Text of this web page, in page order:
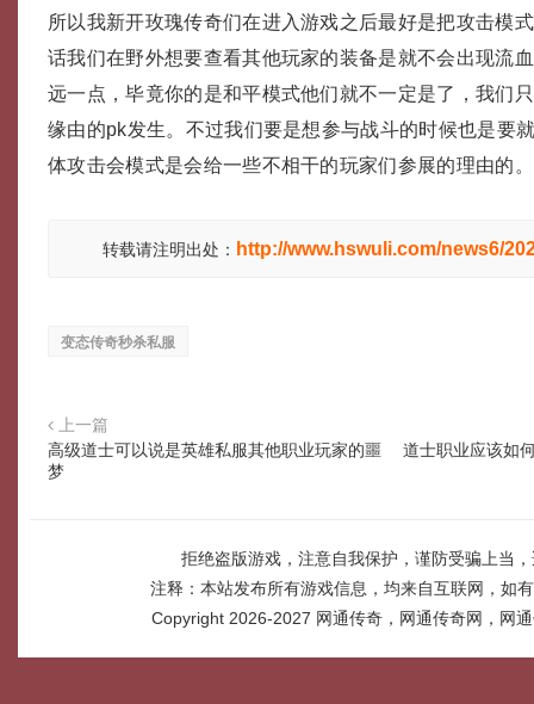
所以我新开玫瑰传奇们在进入游戏之后最好是把攻击模
话我们在野外想要查看其他玩家的装备是就不会出现流
远一点，毕竟你的是和平模式他们就不一定是了，我们
缘由的pk发生。不过我们要是想参与战斗的时候也是要
体攻击会模式是会给一些不相干的玩家们参展的理由的。
转载请注明出处： http://www.hswuli.com/news6/
变态传奇秒杀私服
上一篇
高级道士可以说是英雄私服其他职业玩家的噩
梦
道士职业应该如
拒绝盗版游戏，注意自我保护，谨防受骗上当
注释：本站发布所有游戏信息，均来自互联网，如
Copyright 2026-2027 网通传奇，网通传奇网，网